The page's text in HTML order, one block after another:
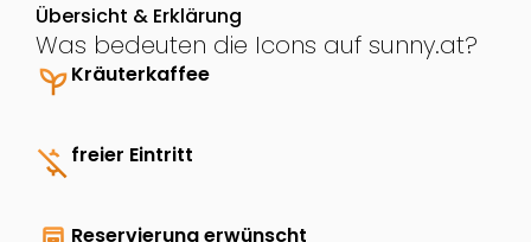
Übersicht & Erklärung
Was bedeuten die Icons auf sunny.at?
psychiatryKräuterkaffee
money_off freier Eintritt
Reservierung erwünscht